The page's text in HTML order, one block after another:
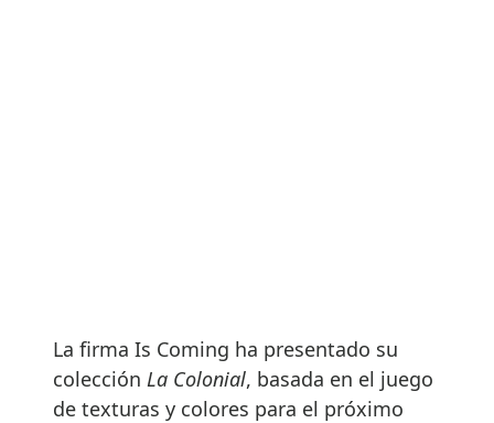
La firma Is Coming ha presentado su
colección La Colonial, basada en el juego
de texturas y colores para el próximo